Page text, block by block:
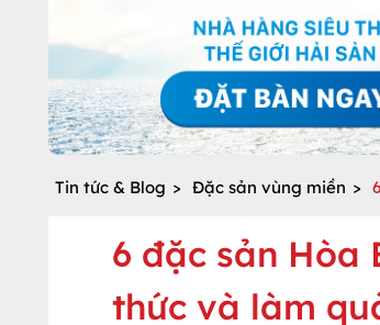
Tin tức & Blog > Đặc sản vùng miền >
6 đặc sản Hòa
thức và làm